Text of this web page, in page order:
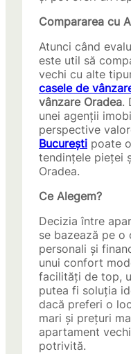
Compararea cu
Atunci când
este util să
vechi cu alte
casele de
vânzare Oradea.
unei agenții
perspective
București poate
tendințele pieței
Oradea.
Ce Alegem?
Decizia între
se bazează pe
personali și
unui confort
facilități de top,
putea fi soluția
dacă preferi o
mari și prețuri
apartament
potrivită.